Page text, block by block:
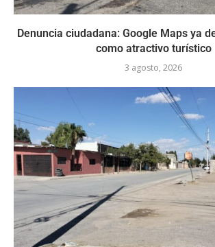
Denuncia ciudadana: Google Maps ya
como atractivo turístico
3 agosto, 2026